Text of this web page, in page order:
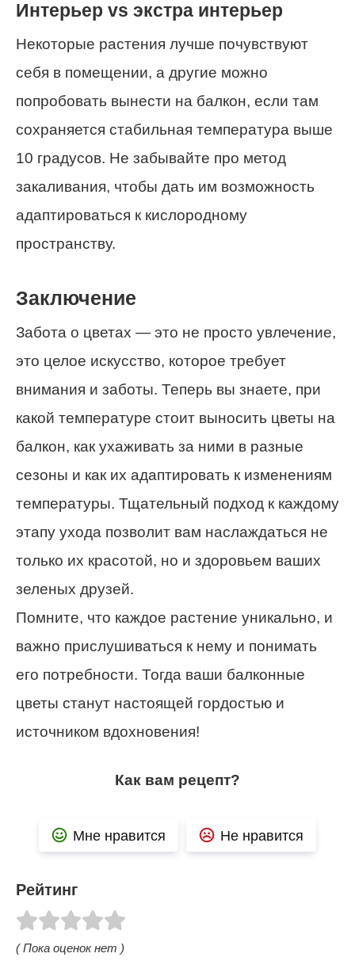
Интерьер vs экстра интерьер
Некоторые растения лучше почувствуют
себя в помещении, а другие можно
попробовать вынести на балкон, если там
сохраняется стабильная температура выше
10 градусов. Не забывайте про метод
закаливания, чтобы дать им возможность
адаптироваться к кислородному
пространству.
Заключение
Забота о цветах — это не просто увлечение,
это целое искусство, которое требует
внимания и заботы. Теперь вы знаете, при
какой температуре стоит выносить цветы на
балкон, как ухаживать за ними в разные
сезоны и как их адаптировать к изменениям
температуры. Тщательный подход к каждому
этапу ухода позволит вам наслаждаться не
только их красотой, но и здоровьем ваших
зеленых друзей.
Помните, что каждое растение уникально, и
важно прислушиваться к нему и понимать
его потребности. Тогда ваши балконные
цветы станут настоящей гордостью и
источником вдохновения!
Как вам рецепт?
Мне нравится Не нравится
Рейтинг
( Пока оценок нет )